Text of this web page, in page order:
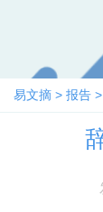
易文摘 > 报告 >